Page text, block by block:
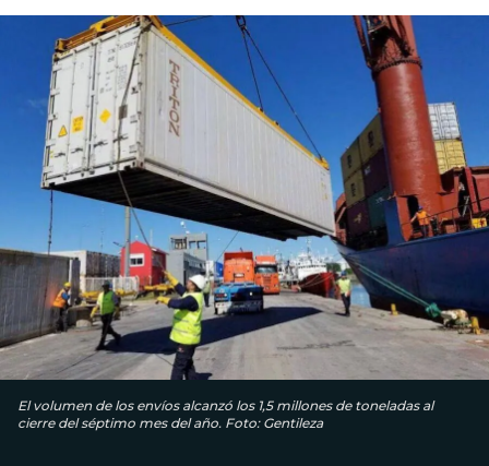
El volumen de los envíos alcanzó los 1,5 millones de toneladas al
cierre del séptimo mes del año. Foto: Gentileza